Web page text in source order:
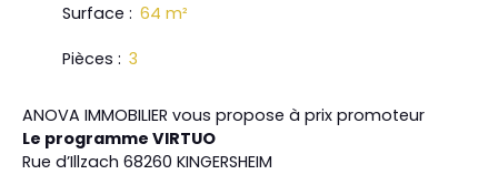
Surface : 64 m²
Pièces : 3
ANOVA IMMOBILIER vous propose à prix promoteur
Le programme VIRTUO
Rue d’Illzach 68260 KINGERSHEIM